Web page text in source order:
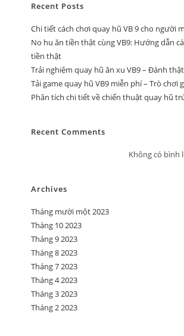
Recent Posts
Chi tiết cách chơi quay hũ VB 9 cho người
No hu ăn tiền thật cùng VB9: Hướng dẫn
tiền thật
Trải nghiệm quay hũ ăn xu VB9 – Đánh
Tải game quay hũ VB9 miễn phí – Trò chơi
Phân tích chi tiết về chiến thuật quay hũ
Recent Comments
Không có bình
Archives
Tháng mười một 2023
Tháng 10 2023
Tháng 9 2023
Tháng 8 2023
Tháng 7 2023
Tháng 4 2023
Tháng 3 2023
Tháng 2 2023